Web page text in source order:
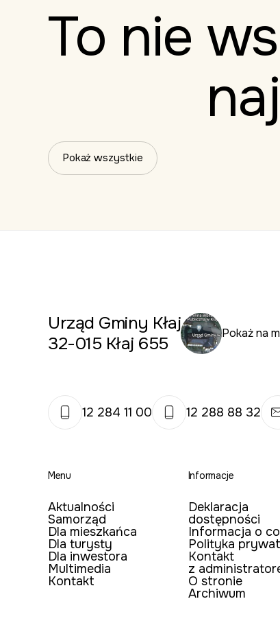
To nie
Pokaż wszystkie
Urząd Gminy Kłaj
32-015 Kłaj 655
Pokaż na
12 284 11 00 12 288 88 32
Menu
Aktualności
Samorząd
Dla mieszkańca
Dla turysty
Dla inwestora
Multimedia
Kontakt
Informacje
Deklaracja
dostępności
Informacja o
Polityka
Kontakt
z
O stronie
Archiwum